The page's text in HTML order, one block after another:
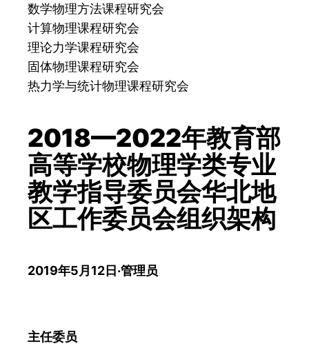
数学物理方法课程研究会
计算物理课程研究会
理论力学课程研究会
固体物理课程研究会
热力学与统计物理课程研究会
2018—2022年教育部
高等学校物理学类专业
教学指导委员会华北地
区工作委员会组织架构
2019年5月12日 ·管理员
主任委员